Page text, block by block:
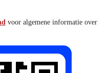
voor algemene informatie over